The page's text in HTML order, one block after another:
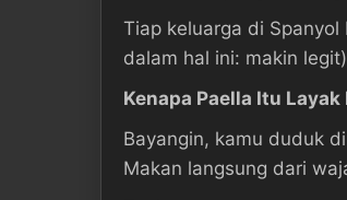
Tiap keluarga di
dalam hal ini: makin
Kenapa Paella Itu
Bayangin, kamu duduk
Makan langsung dari